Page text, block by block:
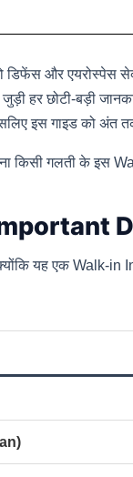
डिफेंस और
हर छोटी-बड़ी
इस गाइड को अंत
किसी गलती के इस
यह एक Walk-